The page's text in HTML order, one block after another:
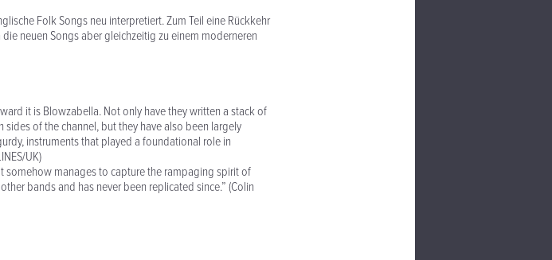
Folk Songs neu interpretiert. Zum Teil eine Rückkehr
neuen Songs aber gleichzeitig zu einem moderneren
it is Blowzabella. Not only have they written a stack of
of the channel, but they have also been largely
instruments that played a foundational role in
UK)
somehow manages to capture the rampaging spirit of
bands and has never been replicated since.” (Colin